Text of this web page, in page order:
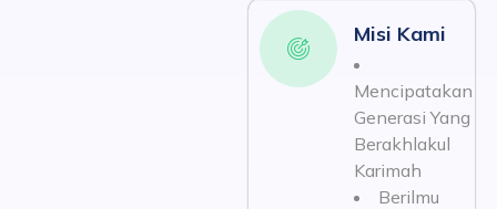
Misi Kami
Mencipatakan
Generasi Yang
Berakhlakul
Karimah
Berilmu